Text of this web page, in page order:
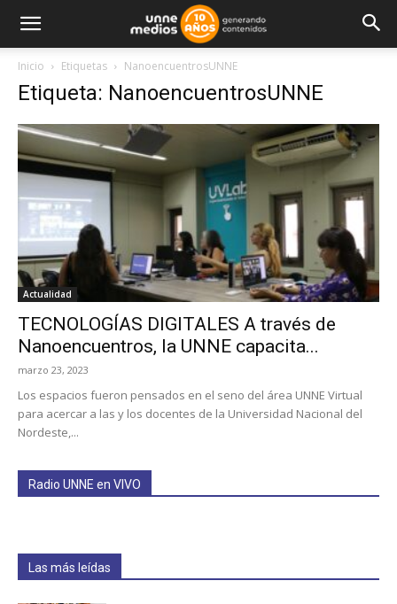
Inicio Etiquetas NanoencuentrosUNNE
Etiqueta: NanoencuentrosUNNE
Actualidad
TECNOLOGÍAS DIGITALES A través de
Nanoencuentros, la UNNE capacita...
marzo 23, 2023
Los espacios fueron pensados en el seno del área UNNE Virtual
para acercar a las y los docentes de la Universidad Nacional del
Nordeste,...
Radio UNNE en VIVO
Las más leídas